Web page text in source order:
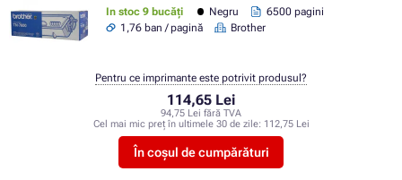
In stoc 9 bucăți Negru
6500 pagini
1,76 ban / pagină
Brother
114,65 Lei
94,75 Lei fără TVA
Cel mai mic preț în ultimele 30 de zile: 112,75 Lei
În coșul de cumpărături
Pentru ce imprimante este potrivit produsul?